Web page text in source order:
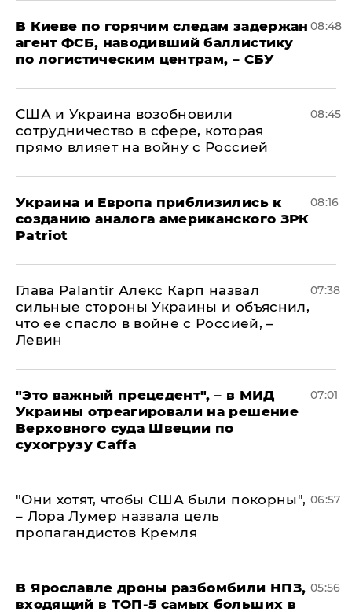
В Киеве по горячим следам задержан
агент ФСБ, наводивший баллистику
по логистическим центрам, – СБУ
08:48
США и Украина возобновили
сотрудничество в сфере, которая
прямо влияет на войну с Россией
08:45
Украина и Европа приблизились к
созданию аналога американского ЗРК
Patriot
08:16
Глава Palantir Алекс Карп назвал
сильные стороны Украины и объяснил,
что ее спасло в войне с Россией, –
Левин
07:38
"Это важный прецедент", – в МИД
Украины отреагировали на решение
Верховного суда Швеции по
сухогрузу Caffa
07:01
"Они хотят, чтобы США были покорны",
– Лора Лумер назвала цель
пропагандистов Кремля
06:57
В Ярославле дроны разбомбили НПЗ,
входящий в ТОП-5 самых больших в
05:56